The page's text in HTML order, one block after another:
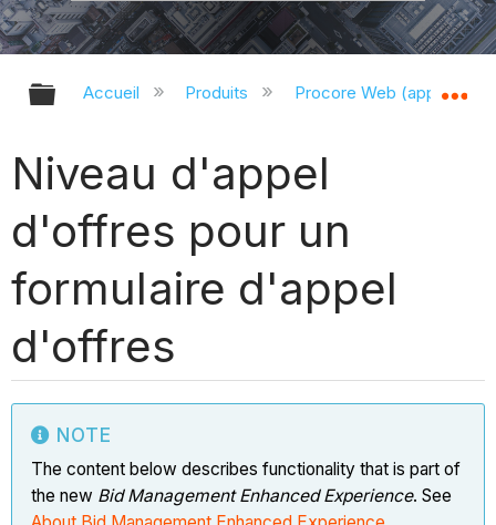
Développer/réduire la hiérarchie
Accueil Produits Procore Web
Niveau d'appel
d'offres pour un
formulaire d'appel
d'offres
NOTE
The content below describes functionality that is part of
the new Bid Management Enhanced Experience. See